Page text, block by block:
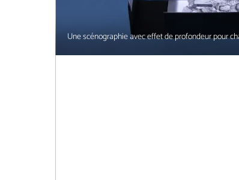
Une scénographie avec effet de profondeur pour